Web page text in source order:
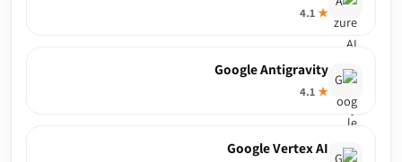
★
Google Antigravity
★
Google Vertex AI